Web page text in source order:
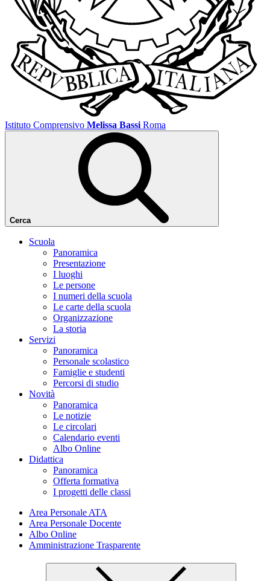
Istituto Comprensivo Melissa Bassi Roma
Cerca
Scuola
Panoramica
Presentazione
I luoghi
Le persone
I numeri della scuola
Le carte della scuola
Organizzazione
La storia
Servizi
Panoramica
Personale scolastico
Famiglie e studenti
Percorsi di studio
Novità
Panoramica
Le notizie
Le circolari
Calendario eventi
Albo Online
Didattica
Panoramica
Offerta formativa
I progetti delle classi
Area Personale ATA
Area Personale Docente
Albo Online
Amministrazione Trasparente